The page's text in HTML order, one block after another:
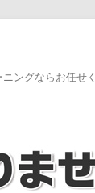
ングならお任せ